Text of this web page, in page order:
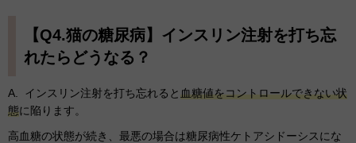
【Q4.猫の糖尿病】インスリン注射を打ち忘
れたらどうなる？
A. インスリン注射を打ち忘れると血糖値をコントロールできない状
態に陥ります。
高血糖の状態が続き、最悪の場合は糖尿病性ケトアシドーシスにな